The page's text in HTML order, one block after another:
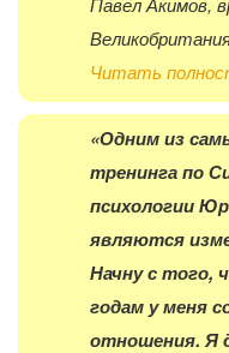
Читать
«Одним из
тренинга по
психологии
являются
Начну с того,
годам у меня
отношения. Я